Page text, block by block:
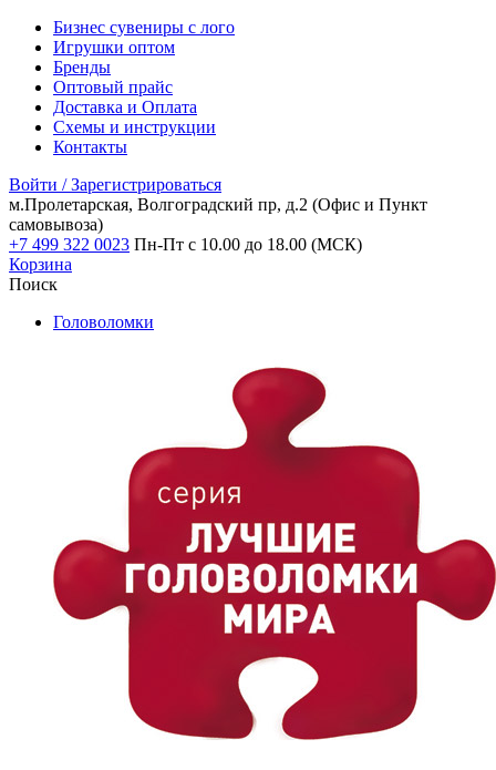
Бизнес сувениры с лого
Игрушки оптом
Бренды
Оптовый прайс
Доставка и Оплата
Схемы и инструкции
Контакты
Войти / Зарегистрироваться
м.Пролетарская, Волгоградский пр, д.2 (Офис и Пункт
самовывоза)
+7 499 322 0023 Пн-Пт с 10.00 до 18.00 (МСК)
Корзина
Поиск
Головоломки